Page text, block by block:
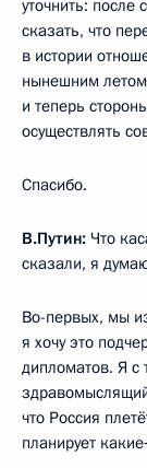
уточнить:
сказать, что
в истории
нынешним летом
и теперь
осуществлять
Спасибо.
В.Путин: Что
сказали, я
Во-первых, мы
я хочу это
дипломатов. Я с
что Россия
планирует